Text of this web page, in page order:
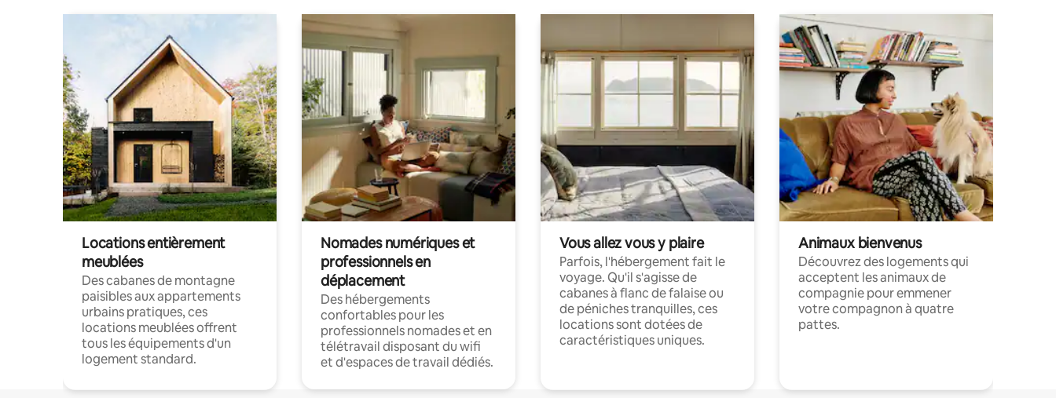
Locations entièrement
meublées
Des cabanes de montagne
paisibles aux appartements
urbains pratiques, ces
locations meublées offrent
tous les équipements d'un
logement standard.
Nomades numériques et
professionnels en
déplacement
Des hébergements
confortables pour les
professionnels nomades et en
télétravail disposant du wifi
et d'espaces de travail dédiés.
Vous allez vous y plaire
Parfois, l'hébergement fait le
voyage. Qu'il s'agisse de
cabanes à flanc de falaise ou
de péniches tranquilles, ces
locations sont dotées de
caractéristiques uniques.
Animaux bienvenus
Découvrez des logements qui
acceptent les animaux de
compagnie pour emmener
votre compagnon à quatre
pattes.